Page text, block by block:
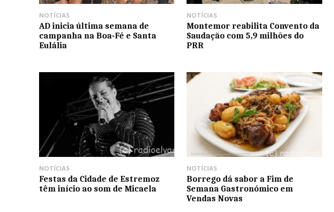
NOTÍCIAS
AD inicia última semana de
campanha na Boa-Fé e Santa
Eulália
NOTÍCIAS
Montemor reabilita Convento da
Saudação com 5,9 milhões do
PRR
NOTÍCIAS
Festas da Cidade de Estremoz
têm início ao som de Micaela
NOTÍCIAS
Borrego dá sabor a Fim de
Semana Gastronómico em
Vendas Novas